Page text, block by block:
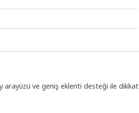
arayüzü ve geniş eklenti desteği ile dikkat